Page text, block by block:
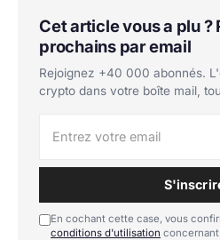
Cet article vous a plu ?
prochains par email
Rejoignez +40 000 abonnés.
crypto dans votre boîte mail,
En cochant cette case, vous
conditions d'utilisation